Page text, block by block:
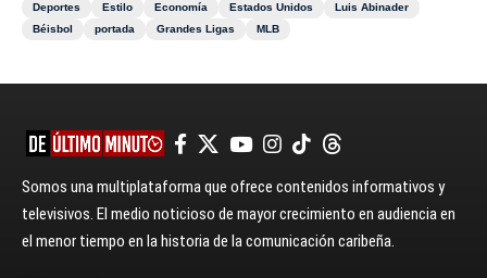
Deportes
Estilo Economía Estados Unidos
Luis Abinader
Béisbol
portada Grandes Ligas MLB
Somos una multiplataforma que ofrece contenidos informativos y
televisivos. El medio noticioso de mayor crecimiento en audiencia en
el menor tiempo en la historia de la comunicación caribeña.